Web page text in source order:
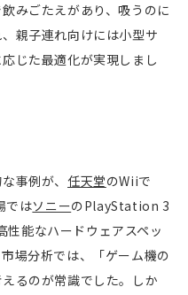
みごたえがあり、吸うのに
親子連れ向けには小型サ
じた最適化が実現しまし
事例が、任天堂のWiiで
ではソニーのPlayStation 3
性能なハードウェアスペッ
場分析では、「ゲーム機の
るのが常識でした。しか